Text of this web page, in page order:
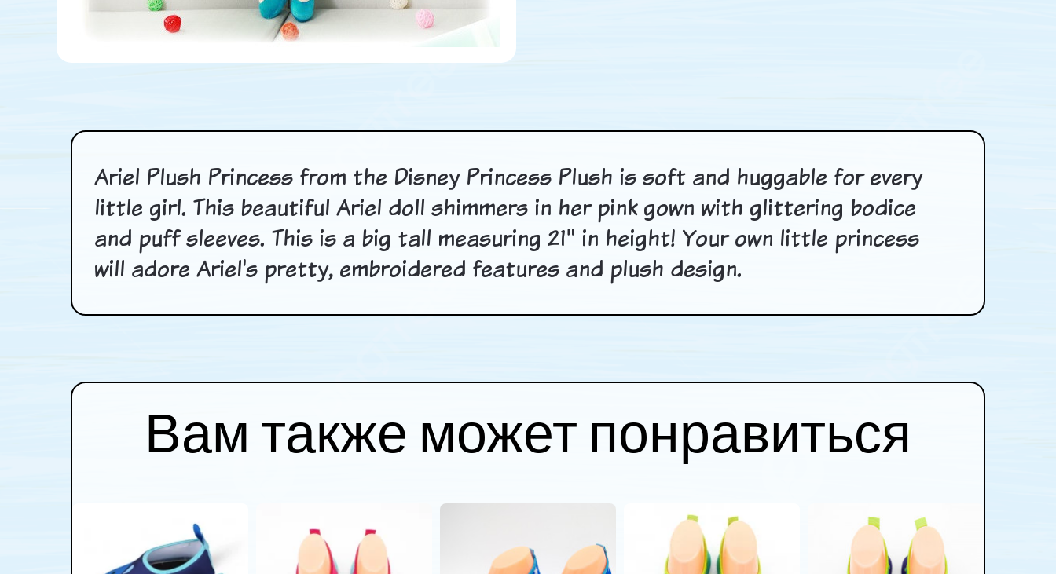
Ariel Plush Princess from the Disney Princess Plush is soft and huggable for every
little girl. This beautiful Ariel doll shimmers in her pink gown with glittering bodice
and puff sleeves. This is a big tall measuring 21" in height! Your own little princess
will adore Ariel's pretty, embroidered features and plush design.
Вам также может понравиться